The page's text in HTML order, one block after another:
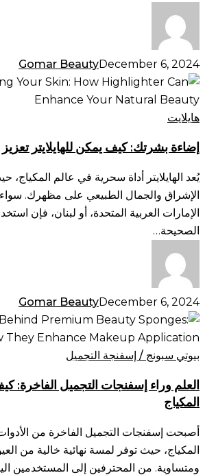
Gomar BeautyDecember 6, 2024
إضاءة
بشرتك:
كيف
للهايلايتر
تعزيز
جمالك
الطبيعي
هايلايت
إضاءة بشرتك: كيف يمكن للهايلايتر
يُعد الهايلايتر أداة سحرية في عالم
الإشراق والجمال الطبيعي على مظهرك.
الإمارات العربية المتحدة، أو لبنان، فإن
الصحيحة…
Gomar BeautyDecember 6, 2024
العلم
وراء
إسفنجات
الفاخرة:
كيف
تعزز
تطبيق
المكياج
بيوتي سبونج / إسفنجة التجميل
العلم وراء إسفنجات التجميل الفاخرة:
المكياج
أصبحت إسفنجات التجميل الفاخرة من
المكياج، حيث توفر لمسة نهائية خالية من
ومتساوية. من المحترفين إلى المستخدمين